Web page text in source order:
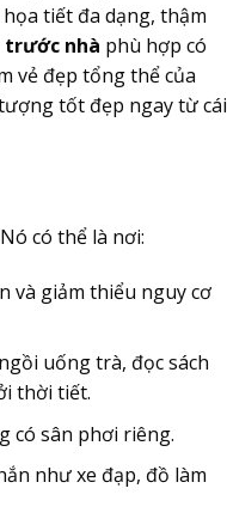
tiết đa dạng, thậm
trước nhà phù hợp có
vẻ đẹp tổng thể của
tốt đẹp ngay từ cái
có thể là nơi:
và giảm thiểu nguy cơ
uống trà, đọc sách
thời tiết.
có sân phơi riêng.
như xe đạp, đồ làm